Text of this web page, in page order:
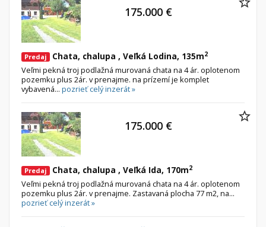
Predaj Chata, chalupa , Veľká Lodina, 135m2
Veľmi pekná troj podlažná murovaná chata na 4 ár. oplotenom
pozemku plus 2ár. v prenajme. na prízemí je komplet
vybavená... pozrieť celý inzerát »
175.000 €
Predaj Chata, chalupa , Veľká Ida, 170m2
Veľmi pekná troj podlažná murovaná chata na 4 ár. oplotenom
pozemku plus 2ár. v prenajme. Zastavaná plocha 77 m2, na...
pozrieť celý inzerát »
175.000 €